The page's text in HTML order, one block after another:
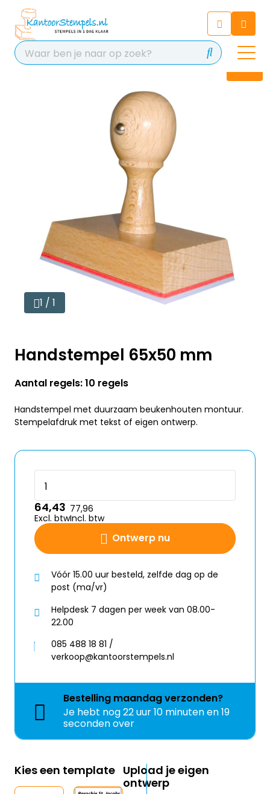
Chat 24/7 met onze chatbot
voor hulp
Contact
1 / 1
Handstempel 65x50 mm
Aantal regels: 10 regels
Handstempel met duurzaam beukenhouten montuur.
Stempelafdruk met tekst of eigen ontwerp.
Ontwerp nu
64,43
Excl. btw
77,96
Incl. btw
Vóór 15.00 uur besteld, zelfde dag op de
post (ma/vr)
Helpdesk 7 dagen per week van 08.00-
22.00
085 488 18 81 /
verkoop@kantoorstempels.nl
Bestelling maandagverzonden?
Je hebt nog22 uur 10 minuten en 19
seconden over
Kies een template Upload je eigen
ontwerp